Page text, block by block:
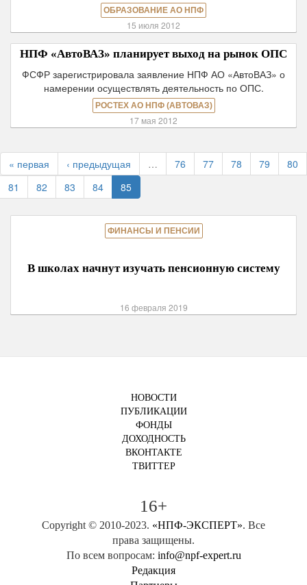
ОБРАЗОВАНИЕ АО НПФ
15 июля 2012
НПФ «АвтоВАЗ» планирует выход на рынок ОПС
ФСФР зарегистрировала заявление НПФ АО «АвтоВАЗ» о
намерении осуществлять деятельность по ОПС.
РОСТЕХ АО НПФ (АВТОВАЗ)
17 мая 2012
« первая ‹ предыдущая … 76 77 78 79
80
81
82 83 84 85
ФИНАНСЫ И ПЕНСИИ
В школах начнут изучать пенсионную систему
16 февраля 2019
НОВОСТИ
ПУБЛИКАЦИИ
ФОНДЫ
ДОХОДНОСТЬ
ВКОНТАКТЕ
ТВИТТЕР
16+
Copyright © 2010-2023. «НПФ-ЭКСПЕРТ». Все
права защищены.
По всем вопросам: info@npf-expert.ru
Редакция